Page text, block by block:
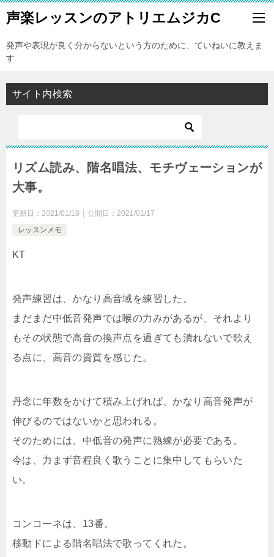
声楽レッスンのアトリエムジカC
発声や表現が良く分からないという方のために、ていねいに教えま
す
サイト内検索
リズム読み、階名唱法、モチヴェーションが
大事。
更新日： 2021/01/18 公開日： 2021/01/17
レッスンメモ
KT
発声練習は、かなり高音域を練習した。
まだまだ中低音発声では喉の力みがあるが、それより
もその状態で高音の換声点を過ぎても潰れないで歌え
る点に、高音の資質を感じた。
丹念に年数をかけて積み上げれば、かなり高音発声が
伸びるのではないかと思われる。
そのためには、中低音の発声に熟練が必要である。
今は、力まず音程良く歌うことに集中してもらいた
い。
コンコーネは、13番。
移動ドによる階名唱法で歌ってくれた。